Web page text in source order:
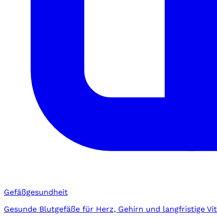
Gefäßgesundheit
Gesunde Blutgefäße für Herz, Gehirn und langfristige